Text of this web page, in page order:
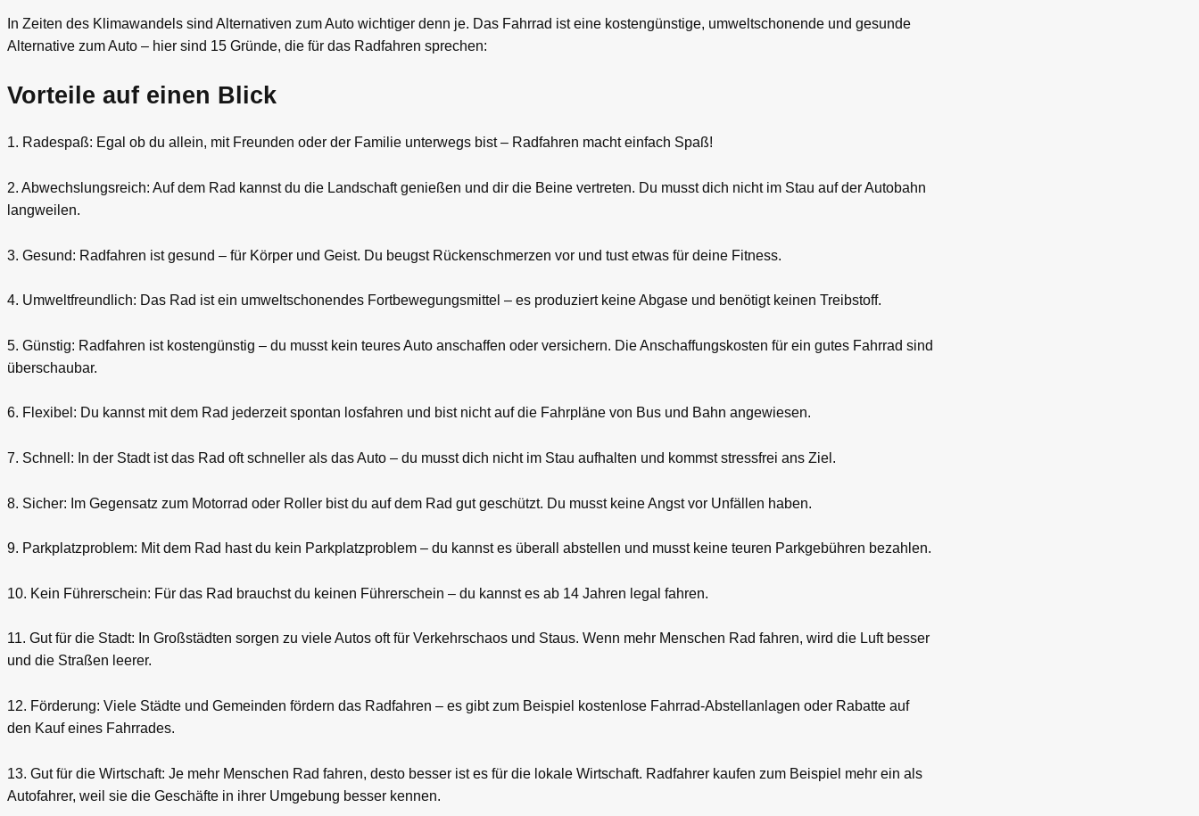
In Zeiten des Klimawandels sind Alternativen zum Auto wichtiger denn je. Das Fahrrad ist eine kostengünstige, umweltschonende und gesunde
Alternative zum Auto – hier sind 15 Gründe, die für das Radfahren sprechen:
Vorteile auf einen Blick
1. Radespaß: Egal ob du allein, mit Freunden oder der Familie unterwegs bist – Radfahren macht einfach Spaß!
2. Abwechslungsreich: Auf dem Rad kannst du die Landschaft genießen und dir die Beine vertreten. Du musst dich nicht im Stau auf der Autobahn
langweilen.
3. Gesund: Radfahren ist gesund – für Körper und Geist. Du beugst Rückenschmerzen vor und tust etwas für deine Fitness.
4. Umweltfreundlich: Das Rad ist ein umweltschonendes Fortbewegungsmittel – es produziert keine Abgase und benötigt keinen Treibstoff.
5. Günstig: Radfahren ist kostengünstig – du musst kein teures Auto anschaffen oder versichern. Die Anschaffungskosten für ein gutes Fahrrad sind
überschaubar.
6. Flexibel: Du kannst mit dem Rad jederzeit spontan losfahren und bist nicht auf die Fahrpläne von Bus und Bahn angewiesen.
7. Schnell: In der Stadt ist das Rad oft schneller als das Auto – du musst dich nicht im Stau aufhalten und kommst stressfrei ans Ziel.
8. Sicher: Im Gegensatz zum Motorrad oder Roller bist du auf dem Rad gut geschützt. Du musst keine Angst vor Unfällen haben.
9. Parkplatzproblem: Mit dem Rad hast du kein Parkplatzproblem – du kannst es überall abstellen und musst keine teuren Parkgebühren bezahlen.
10. Kein Führerschein: Für das Rad brauchst du keinen Führerschein – du kannst es ab 14 Jahren legal fahren.
11. Gut für die Stadt: In Großstädten sorgen zu viele Autos oft für Verkehrschaos und Staus. Wenn mehr Menschen Rad fahren, wird die Luft besser
und die Straßen leerer.
12. Förderung: Viele Städte und Gemeinden fördern das Radfahren – es gibt zum Beispiel kostenlose Fahrrad-Abstellanlagen oder Rabatte auf
den Kauf eines Fahrrades.
13. Gut für die Wirtschaft: Je mehr Menschen Rad fahren, desto besser ist es für die lokale Wirtschaft. Radfahrer kaufen zum Beispiel mehr ein als
Autofahrer, weil sie die Geschäfte in ihrer Umgebung besser kennen.